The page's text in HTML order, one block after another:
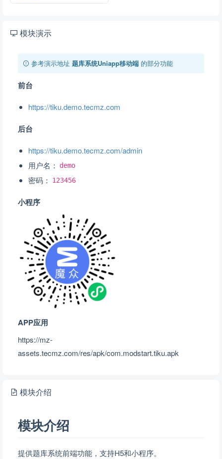
模块演示
参考演示地址 题库系统Uniapp移动端 的部分功能
前台
https://tiku.demo.tecmz.com
后台
https://tiku.demo.tecmz.com/admin
用户名：
demo
密码： 123456
小程序
APP应用
https://mz-
assets.tecmz.com/res/apk/com.modstart.tiku.apk
模块介绍
模块介绍
提供题库系统前端功能，支持H5和小程序。